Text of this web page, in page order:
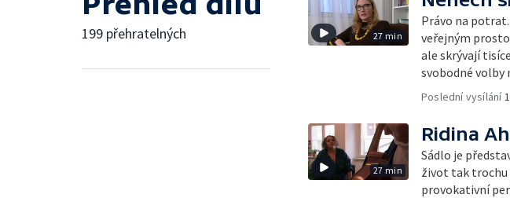
199 přehratelných 27 min
Právo na
veřejným
ale skrývají
svobodné volby
Poslední vysílání
27 min
Ridina
Sádlo je
život tak trochu
provokativní